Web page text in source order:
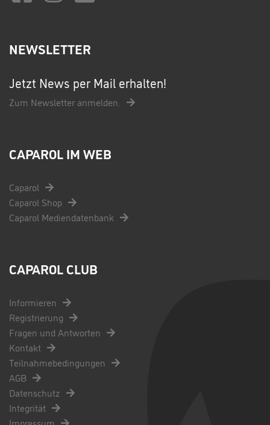
NEWSLETTER
Jetzt News per Mail erhalten!
Zum Newsletter anmelden.
CAPAROL IM WEB
Caparol
Caparol Shop
Caparol Mediendatenbank
CAPAROL CLUB
Informieren
Registrierung
Fragen und Antworten
Kontakt
Teilnahmebedingungen
AGB
Datenschutz
Integrität